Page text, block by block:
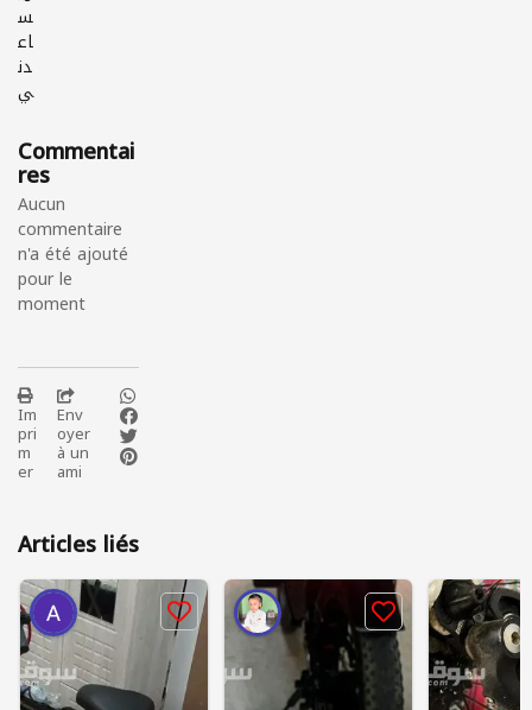
س
اع
دن
ي
Commentai
res
Aucun
commentaire
n'a été ajouté
pour le
moment
Im
pri
m
er
Env
oyer
à un
ami
Articles liés